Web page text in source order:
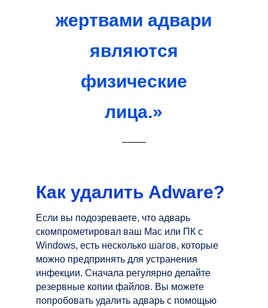
жертвами адвари
являются
физические
лица.»
Как удалить Adware?
Если вы подозреваете, что адварь
скомпрометировал ваш Mac или ПК с
Windows, есть несколько шагов, которые
можно предпринять для устранения
инфекции. Сначала регулярно делайте
резервные копии файлов. Вы можете
попробовать удалить адварь с помощью